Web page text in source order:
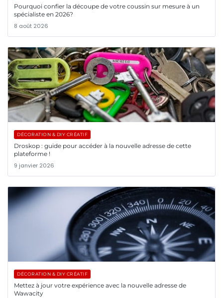
Pourquoi confier la découpe de votre coussin sur mesure à un
spécialiste en 2026?
8 août 2026
DÉCORATION & DIY CRÉATIF
Droskop : guide pour accéder à la nouvelle adresse de cette
plateforme !
9 janvier 2026
DÉCORATION & DIY CRÉATIF
Mettez à jour votre expérience avec la nouvelle adresse de
Wawacity